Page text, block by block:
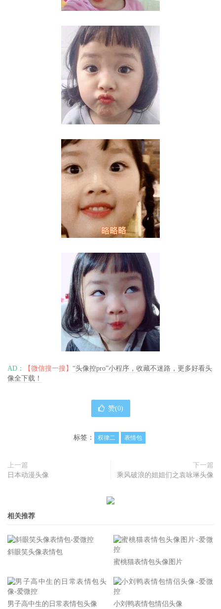
AD： 【微信搜一搜】 “头像控pro”小程序，收藏不迷路，更多好看头
像全下载！
赞(0)
标签： 权律二 表情包
上一篇
日本动漫头像
下一篇
乘风破浪的姐姐们之袁咏琳头像
相关推荐
斜眼笑头像表情包
蜜桃猫表情包头像图片
男子高中生的日常表情包头像 小刘鸭表情包情侣头像